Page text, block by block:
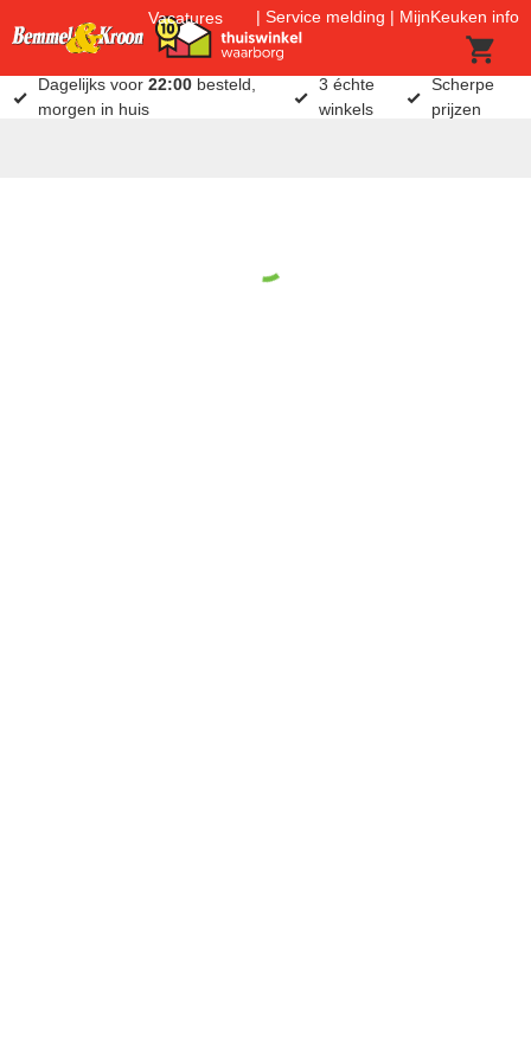
Vacatures Service melding MijnKeuken info
Dagelijks voor22:00 besteld,
morgen in huis
3 échte
winkels
Scherpe
prijzen